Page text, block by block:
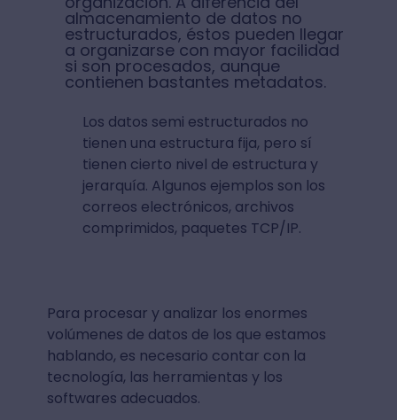
almacenamiento de datos no
estructurados, éstos pueden llegar
a organizarse con mayor facilidad
si son procesados, aunque
contienen bastantes metadatos.
Los datos semi estructurados no
tienen una estructura fija, pero sí
tienen cierto nivel de estructura y
jerarquía. Algunos ejemplos son los
correos electrónicos, archivos
comprimidos, paquetes TCP/IP.
Para procesar y analizar los enormes
volúmenes de datos de los que estamos
hablando, es necesario contar con la
tecnología, las herramientas y los
softwares adecuados.